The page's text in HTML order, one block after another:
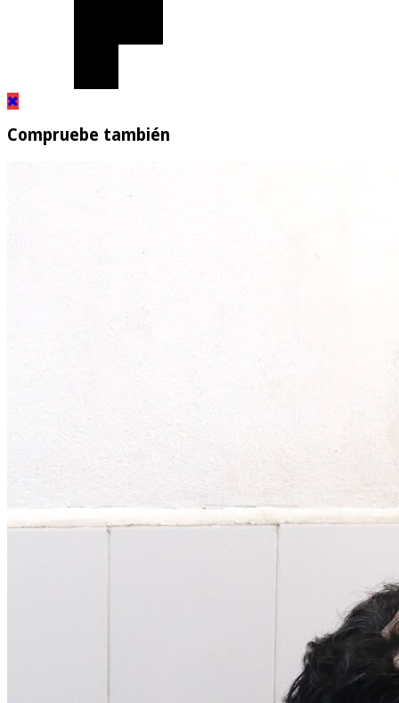
Compruebe también